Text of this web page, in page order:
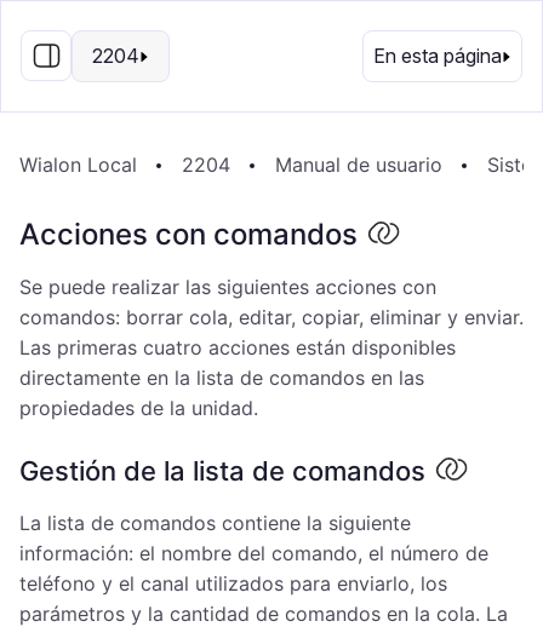
ES
2204 En esta página
Wialon Local 2204 Manual de usuario
Acciones con comandos
Se puede realizar las siguientes acciones con
comandos: borrar cola, editar, copiar, eliminar y enviar.
Las primeras cuatro acciones están disponibles
directamente en la lista de comandos en las
propiedades de la unidad.
Gestión de la lista de comandos
La lista de comandos contiene la siguiente
información: el nombre del comando, el número de
teléfono y el canal utilizados para enviarlo, los
parámetros y la cantidad de comandos en la cola. La